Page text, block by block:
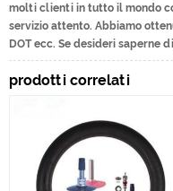
molti clienti in tutto il mondo
servizio attento. Abbiamo
DOT ecc. Se desideri saperne
prodotti correlati